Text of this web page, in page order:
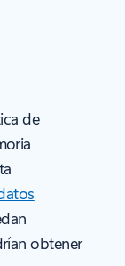
de
obtener